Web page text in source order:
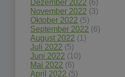
Dezember 2022 (6)
November 2022 (3)
Oktober 2022 (5)
September 2022 (6)
August 2022 (1)
Juli 2022 (5)
Juni 2022 (10)
Mai 2022 (6)
April 2022 (5)